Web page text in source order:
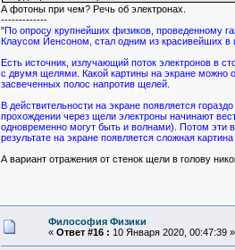
А фотоны при чем? Речь об электронах.
-------------
"По опросу крупнейших физиков, проведенному
Клаусом Йенсоном, стал одним из красивейших в
Есть источник, излучающий поток электронов в
с двумя щелями. Какой картины на экране можно
засвеченных полос напротив щелей.
В действительности на экране появляется
прохождении через щели электроны начинают
одновременно могут быть и волнами). Потом эти
результате на экране появляется сложная
А вариант отражения от стенок щели в голову
Философия Физики
« Ответ #16 : 10 Января 2020, 00:47:39 »